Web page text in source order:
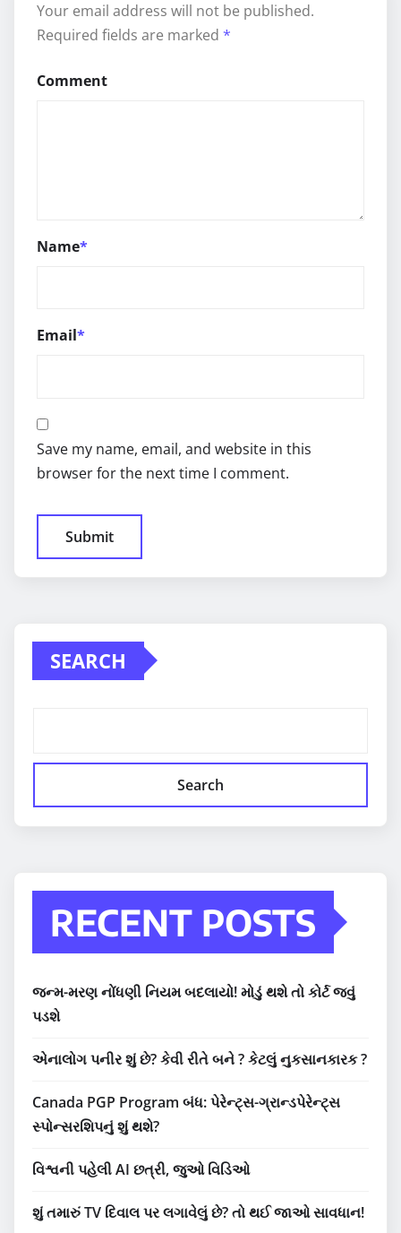
Your email address will not be published.
Required fields are marked *
Comment
Name*
Email*
Save my name, email, and website in this
browser for the next time I comment.
SEARCH
Search
RECENT POSTS
જન્મ-મરણ નોંધણી નિયમ બદલાયો! મોડું થશે તો કોર્ટ જવું
પડશે
એનાલોગ પનીર શું છે? કેવી રીતે બને ? કેટલું નુકસાનકારક ?
Canada PGP Program બંધ: પેરેન્ટ્સ-ગ્રાન્ડપેરેન્ટ્સ
સ્પોન્સરશિપનું શું થશે?
વિશ્વની પહેલી AI છત્રી, જુઓ વિડિઓ
શું તમારું TV દિવાલ પર લગાવેલું છે? તો થઈ જાઓ સાવધાન!